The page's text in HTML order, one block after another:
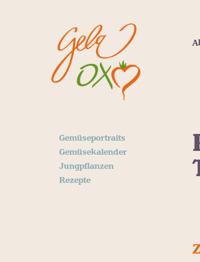
Gemüseportraits
Gemüsekalender
Jungpflanzen
Rezepte